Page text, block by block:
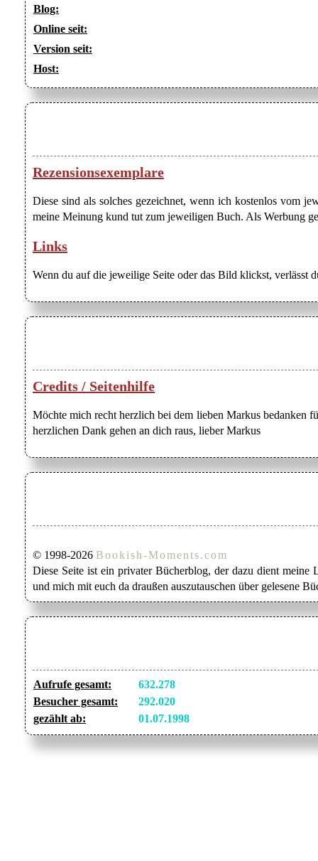
Blog:
Online seit:
Version seit:
Host:
Rezensionsexemplare
Diese sind als solches gezeichnet, wenn ich kostenlos vom
meine Meinung kund tut zum jeweiligen Buch. Als Werbung
Links
Wenn du auf die jeweilige Seite oder das Bild klickst, verlässt
Credits / Seitenhilfe
Möchte mich recht herzlich bei dem lieben Markus bedanken
herzlichen Dank gehen an dich raus, lieber Markus
© 1998-2026 Bookish-Moments.com
Diese Seite ist ein privater Bücherblog, der dazu dient meine
und mich mit euch da draußen auszutauschen über gelesene
Aufrufe gesamt:
632.278
Besucher gesamt:
292.020
gezählt ab:
01.07.1998